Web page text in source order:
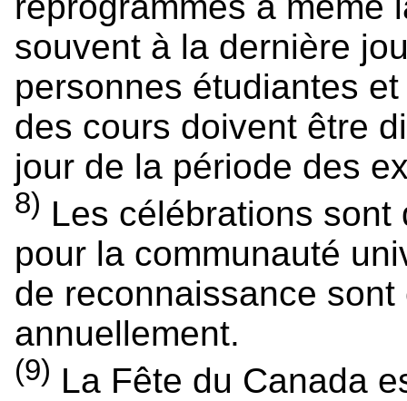
souvent à la dernière
personnes étudiantes
des cours doivent être
jour de la période des
8) Les célébrations
pour la communauté
de reconnaissance
annuellement.
(9) La Fête du Canada